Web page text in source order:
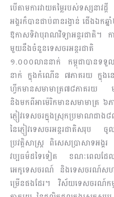
បើ​តាមការវាយតម្លៃរបស់​ទស្ស
អង្គរក៏បានជាប់ពានរង្វាន់ ជើងឯ
ឱកា​សទិវាបុរាណវិ​ទ្យា​អន្តរ​ជាតិ
មួយ​នឹង​ចំនួនទេស​ចរអន្តរជា
១.០០០លាននាក់ កម្ពុជាបាន​ទទួ
នាក់ ក្នុងកំណើន ៧ភាគរយ ក្នុងន
ហ្វីកមានសមាមាត្រ៧៨ភាគរយ
និងមកពីអាម៉េរិក​មាន​សមាមាត្រ
ភ្ញៀវទេសចរក្នុងស្រុកប្រមាណជាង
នៃភ្ញៀវទេសចរ​អន្ត​រ​​ជាតិសរុប
ប្រវត្តិសាស្រ្ត ពិសេស​ប្រាសាទអ
វប្បធម៌ដទៃទៀត ខណៈពេលដែល​និ
អេកូទេសចរណ៍ និងទេសចរណ៍សហ
ម្រើ​ន​ផង​ដែរ។ វិស័យទេសចរណ៍ក